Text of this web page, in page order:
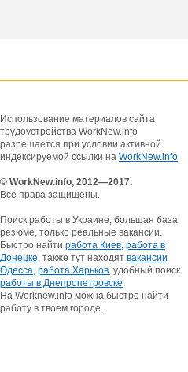
Использование материалов сайта
трудоустройства WorkNew.info
разрешается при условии активной
индексируемой ссылки на WorkNew.info
© WorkNew.info, 2012—2017.
Все права защищены.
Поиск работы в Украине, большая база
резюме, только реальные вакансии.
Быстро найти работа Киев, работа в
Донецке, также тут находят вакансии
Одесса, работа Харьков, удобный поиск
работы в Днепропетровске
На Worknew.info можна быстро найти
работу в твоем городе.